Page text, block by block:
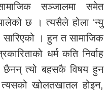
सञ्जालमा समेत
छ । त्यसैले होला ‘न्यु
सारिएको । हुन त सामाजिक
धर्म कति निर्वाह
त्यो बहसकै विषय हुन
खोलतखातल होइन,